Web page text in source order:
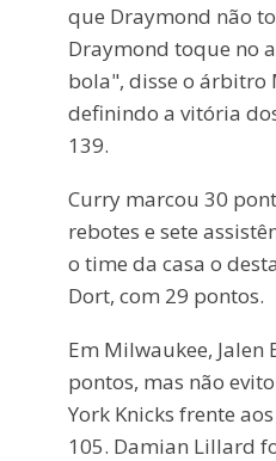
que Draymond não
Draymond toque no
bola", disse o árbitro
definindo a vitória
139.
Curry marcou 30
rebotes e sete
o time da casa o
Dort, com 29 pontos.
Em Milwaukee, Jalen
pontos, mas não
York Knicks frente
105. Damian Lillard